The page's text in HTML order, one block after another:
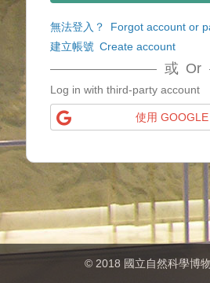
無法登入？ Forgot account or
建立帳號 Create account
或 Or
Log in with third-party account
使用 GOOGLE
© 2018 國立自然科學博